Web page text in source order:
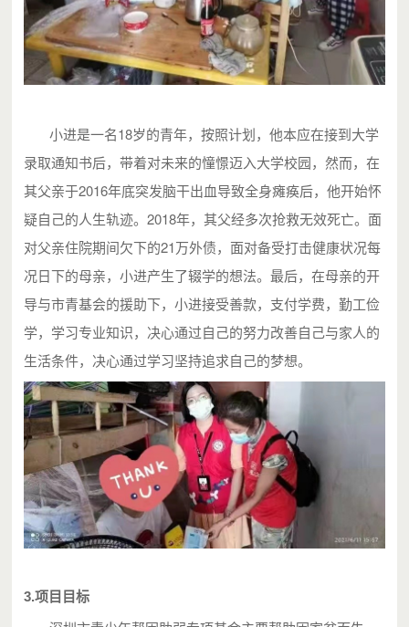
小进是一名18岁的青年，按照计划，他本应在接到大学
录取通知书后，带着对未来的憧憬迈入大学校园，然而，在
其父亲于2016年底突发脑干出血导致全身瘫痪后，他开始怀
疑自己的人生轨迹。2018年，其父经多次抢救无效死亡。面
对父亲住院期间欠下的21万外债，面对备受打击健康状况每
况日下的母亲，小进产生了辍学的想法。最后，在母亲的开
导与市青基会的援助下，小进接受善款，支付学费，勤工俭
学，学习专业知识，决心通过自己的努力改善自己与家人的
生活条件，决心通过学习坚持追求自己的梦想。
3.项目目标